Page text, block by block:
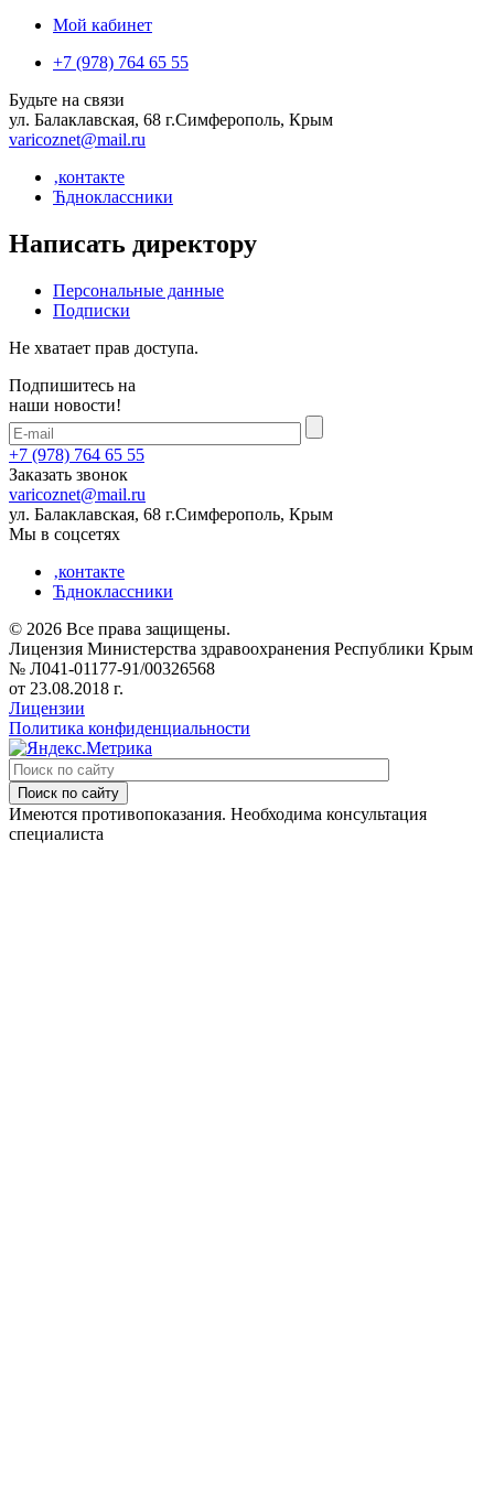
Мой кабинет
+7 (978) 764 65 55
Будьте на связи
ул. Балаклавская, 68 г.Симферополь, Крым
varicoznet@mail.ru
‚контакте
Ћдноклассники
Написать директору
Персональные данные
Подписки
Не хватает прав доступа.
Подпишитесь на
наши новости!
+7 (978) 764 65 55
Заказать звонок
varicoznet@mail.ru
ул. Балаклавская, 68 г.Симферополь, Крым
Мы в соцсетях
‚контакте
Ћдноклассники
© 2026 Все права защищены.
Лицензия Министерства здравоохранения Республики Крым
№ Л041-01177-91/00326568
от 23.08.2018 г.
Лицензии
Политика конфиденциальности
Поиск по сайту
Имеются противопоказания. Необходима консультация
специалиста